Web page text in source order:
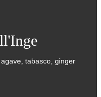
tabasco, ginger